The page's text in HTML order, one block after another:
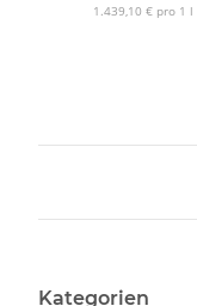
1.439,10 € pro 1 l
Kategorien